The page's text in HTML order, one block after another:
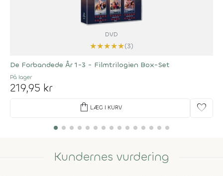
DVD
★★★★★(3)
De Forbandede År 1-3 - Filmtrilogien Box-Set
På lager
219,95 kr
shopping_bag LÆG I KURV favorite
Kundernes vurdering